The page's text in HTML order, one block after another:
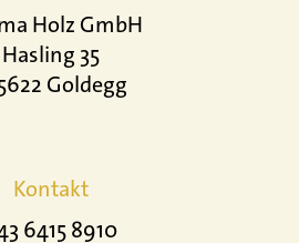
Holz GmbH
Hasling 35
Goldegg
Kontakt
6415 8910